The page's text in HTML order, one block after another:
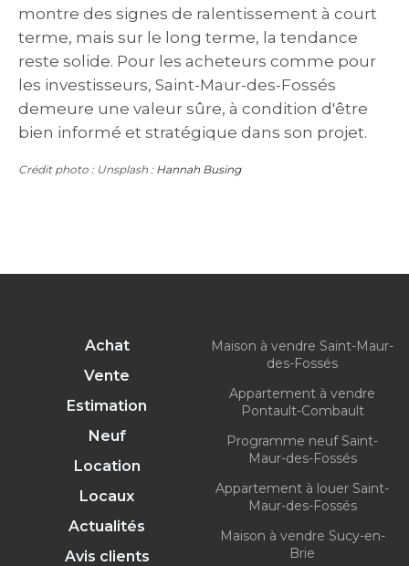
montre des signes de ralentissement à court
terme, mais sur le long terme, la tendance
reste solide. Pour les acheteurs comme pour
les investisseurs, Saint-Maur-des-Fossés
demeure une valeur sûre, à condition d'être
bien informé et stratégique dans son projet.
Crédit photo : Unsplash : Hannah Busing
Achat
Vente
Estimation
Neuf
Location
Locaux
Actualités
Avis clients
Maison à vendre Saint-Maur-
des-Fossés
Appartement à vendre
Pontault-Combault
Programme neuf Saint-
Maur-des-Fossés
Appartement à louer Saint-
Maur-des-Fossés
Maison à vendre Sucy-en-
Brie